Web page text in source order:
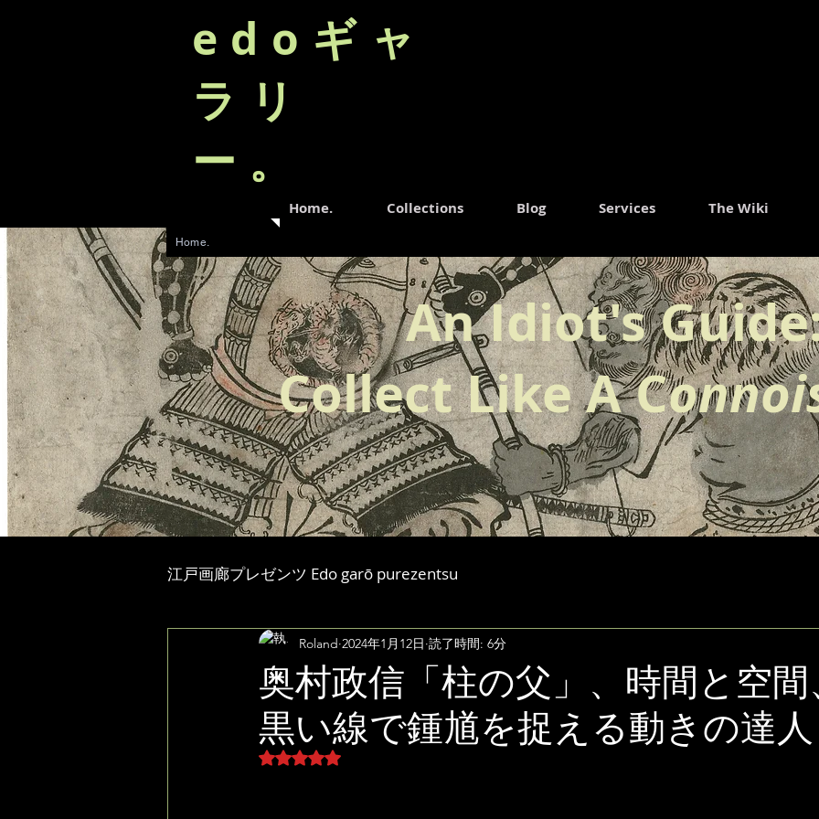
edoギャ
ラリ
ー。
Home. Collections Blog Services The Wiki
An Idiot's
Collect Like A C
江戸画廊プレゼンツ Edo garō purezentsu
奥村政信「柱の父」、時間と空
黒い線で鍾馗を捉える動きの達人
Roland 2024年1月12日 読了時間: 6分
5つ星のうちNaNと評価されています。
Home.